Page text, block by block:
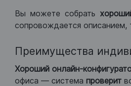
Вы можете собрать
сопровождается описанием,
Преимущества
Хороший онлайн-
офиса — система проверит